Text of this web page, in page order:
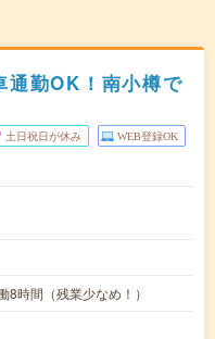
通勤OK！南小樽で
土日祝日が休み WEB登録OK
時間（残業少なめ！）